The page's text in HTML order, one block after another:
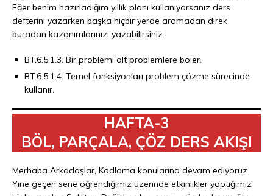
Eğer benim hazırladığım yıllık planı kullanıyorsanız ders
defterini yazarken başka hiçbir yerde aramadan direk
buradan kazanımlarınızı yazabilirsiniz.
BT.6.5.1.3. Bir problemi alt problemlere böler.
BT.6.5.1.4. Temel fonksiyonları problem çözme sürecinde
kullanır.
HAFTA-3
BÖL, PARÇALA, ÇÖZ DERS AKIŞI
Merhaba Arkadaşlar, Kodlama konularına devam ediyoruz.
Yine geçen sene öğrendiğimiz üzerinde etkinlikler yaptığımız